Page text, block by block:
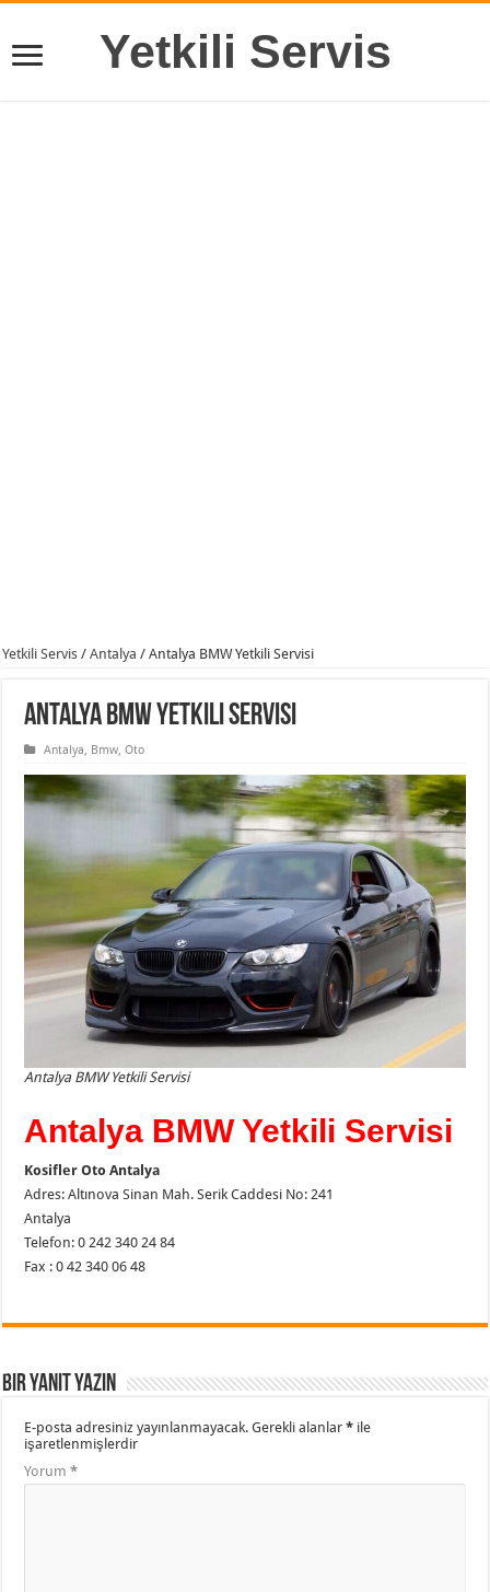
Yetkili Servis
Yetkili Servis / Antalya / Antalya BMW Yetkili Servisi
Antalya BMW Yetkili Servisi
Antalya, Bmw,Oto
Antalya BMW Yetkili Servisi
Antalya BMW Yetkili Servisi
Kosifler Oto Antalya
Adres: Altınova Sinan Mah. Serik Caddesi No: 241
Antalya
Telefon: 0 242 340 24 84
Fax : 0 42 340 06 48
Bir yanıt yazın
E-posta adresiniz yayınlanmayacak. Gerekli alanlar* ile
işaretlenmişlerdir
Yorum*